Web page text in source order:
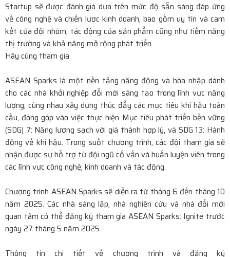
Startup sẽ được đánh giá dựa trên mức độ sẵn sàng đáp ứng
về công nghệ và chiến lược kinh doanh, bao gồm uy tín và cam
kết của đội nhóm, tác động của sản phẩm cũng như tiềm năng
thị trường và khả năng mở rộng phát triển.
Hãy cùng tham gia
ASEAN Sparks là một nền tảng năng động và hòa nhập dành
cho các nhà khởi nghiệp đổi mới sáng tạo trong lĩnh vực năng
lượng, cùng nhau xây dựng thúc đẩy các mục tiêu khí hậu toàn
cầu, đóng góp vào việc thực hiện Mục tiêu phát triển bền vững
(SDG) 7: Năng lượng sạch với giá thành hợp lý, và SDG 13: Hành
động về khí hậu. Trong suốt chương trình, các đội tham gia sẽ
nhận được sự hỗ trợ từ đội ngũ cố vấn và huấn luyện viên trong
các lĩnh vực công nghệ, kinh doanh và tác động.
Chương trình ASEAN Sparks sẽ diễn ra từ tháng 6 đến tháng 10
năm 2025. Các nhà sáng lập, nhà nghiên cứu và nhà đổi mới
quan tâm có thể đăng ký tham gia ASEAN Sparks: Ignite trước
ngày 27 tháng 5 năm 2025.
Thông tin chi tiết về chương trình và đăng ký